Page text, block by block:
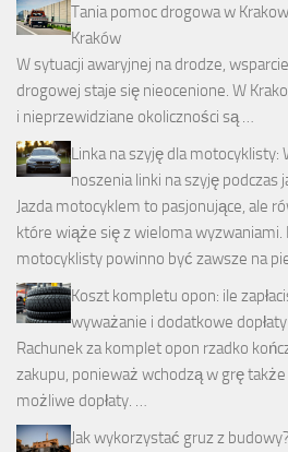
Tania pomoc drogowa w
Kraków
W sytuacji awaryjnej na drodze,
drogowej staje się nieocenione. W
i nieprzewidziane okoliczności są …
Linka na szyję dla motocyklisty:
noszenia linki na szyję podczas
Jazda motocyklem to pasjonujące, ale
które wiąże się z wieloma wyzwaniami.
motocyklisty powinno być zawsze na
Koszt kompletu opon: ile
wyważanie i dodatkowe
Rachunek za komplet opon rzadko
zakupu, ponieważ wchodzą w grę także
możliwe dopłaty. …
Jak wykorzystać gruz z budowy?